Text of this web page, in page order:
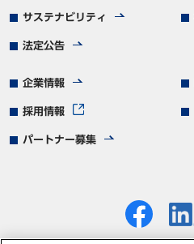
サステナビリティ
法定公告
企業情報
採用情報
パートナー募集